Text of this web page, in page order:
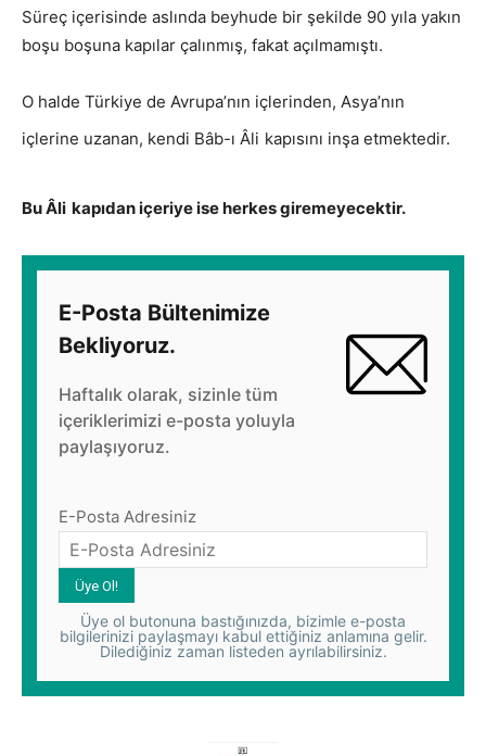
Süreç içerisinde aslında beyhude bir şekilde 90 yıla yakın
boşu boşuna kapılar çalınmış, fakat açılmamıştı.
O halde Türkiye de Avrupa’nın içlerinden, Asya’nın
içlerine uzanan, kendi Bâb-ı Âli kapısını inşa etmektedir.
Bu Âli kapıdan içeriye ise herkes giremeyecektir.
E-Posta Bültenimize
Bekliyoruz.
Haftalık olarak, sizinle tüm
içeriklerimizi e-posta yoluyla
paylaşıyoruz.
E-Posta Adresiniz
Üye ol butonuna bastığınızda, bizimle e-posta
bilgilerinizi paylaşmayı kabul ettiğiniz anlamına gelir.
Dilediğiniz zaman listeden ayrılabilirsiniz.